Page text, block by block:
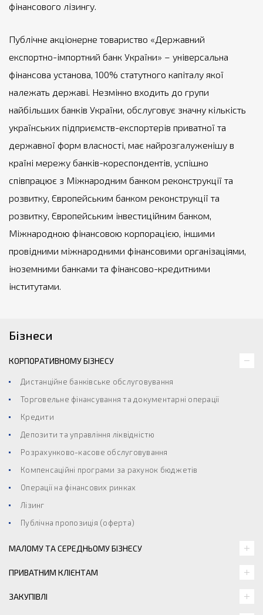
фінансового лізингу.
Публічне акціонерне товариство «Державний
експортно-імпортний банк України» – універсальна
фінансова установа, 100% статутного капіталу якої
належать державі. Незмінно входить до групи
найбільших банків України, обслуговує значну кількість
українських підприємств-експортерів приватної та
державної форм власності, має найрозгалуженішу в
країні мережу банків-кореспондентів, успішно
співпрацює з Міжнародним банком реконструкції та
розвитку, Європейським банком реконструкції та
розвитку, Європейським інвестиційним банком,
Міжнародною фінансовою корпорацією, іншими
провідними міжнародними фінансовими організаціями,
іноземними банками та фінансово-кредитними
інститутами.
Бізнеси
КОРПОРАТИВНОМУ БІЗНЕСУ
Дистанційне банківське обслуговування
Торговельне фінансування та документарні операції
Кредити
Депозити та управління ліквідністю
Розрахунково-касове обслуговування
Компенсаційні програми за рахунок бюджетів
Операції на фінансових ринках
Лізинг
Публічна пропозиція (оферта)
МАЛОМУ ТА СЕРЕДНЬОМУ БІЗНЕСУ
ПРИВАТНИМ КЛІЄНТАМ
ЗАКУПІВЛІ